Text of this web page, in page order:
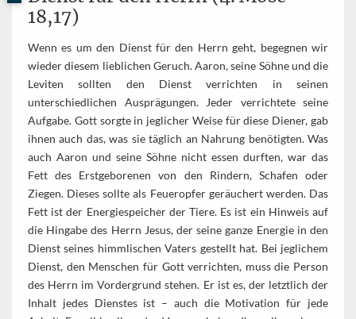
18,17)
Wenn es um den Dienst für den Herrn geht, begegnen wir
wieder diesem lieblichen Geruch. Aaron, seine Söhne und die
Leviten sollten den Dienst verrichten in seinen
unterschiedlichen Ausprägungen. Jeder verrichtete seine
Aufgabe. Gott sorgte in jeglicher Weise für diese Diener, gab
ihnen auch das, was sie täglich an Nahrung benötigten. Was
auch Aaron und seine Söhne nicht essen durften, war das
Fett des Erstgeborenen von den Rindern, Schafen oder
Ziegen. Dieses sollte als Feueropfer geräuchert werden. Das
Fett ist der Energiespeicher der Tiere. Es ist ein Hinweis auf
die Hingabe des Herrn Jesus, der seine ganze Energie in den
Dienst seines himmlischen Vaters gestellt hat. Bei jeglichem
Dienst, den Menschen für Gott verrichten, muss die Person
des Herrn im Vordergrund stehen. Er ist es, der letztlich der
Inhalt jedes Dienstes ist – auch die Motivation für jede